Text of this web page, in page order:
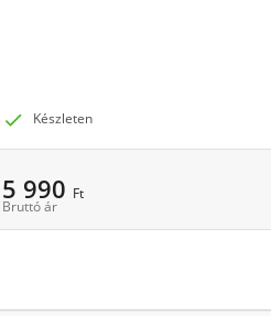
 Készleten
5 990 Ft
Bruttó ár